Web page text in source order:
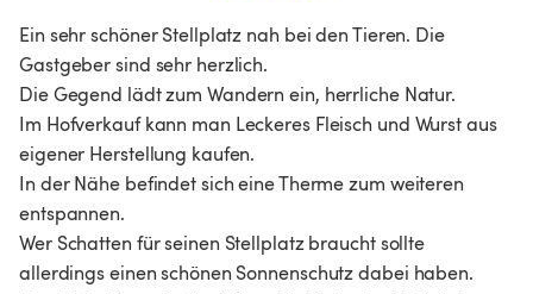
Ein sehr schöner Stellplatz nah bei den Tieren. Die
Gastgeber sind sehr herzlich.
Die Gegend lädt zum Wandern ein, herrliche Natur.
Im Hofverkauf kann man Leckeres Fleisch und Wurst aus
eigener Herstellung kaufen.
In der Nähe befindet sich eine Therme zum weiteren
entspannen.
Wer Schatten für seinen Stellplatz braucht sollte
allerdings einen schönen Sonnenschutz dabei haben.